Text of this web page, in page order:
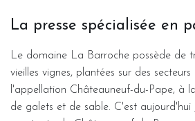
La presse spécialisée en
Le domaine La Barroche possède de
vieilles vignes, plantées sur des
l'appellation Châteauneuf-du-Pape, à
de galets et de sable. C'est aujourd'hui